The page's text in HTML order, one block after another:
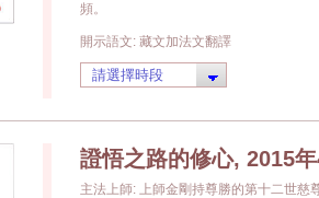
頻。
開示語文: 藏文加法文翻譯
證悟之路的修心, 2015
主法上師: 上師金剛持尊勝的第十二世慈